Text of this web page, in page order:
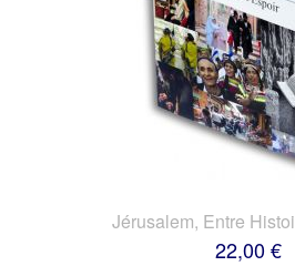
Jérusalem, Entre
22,00 €